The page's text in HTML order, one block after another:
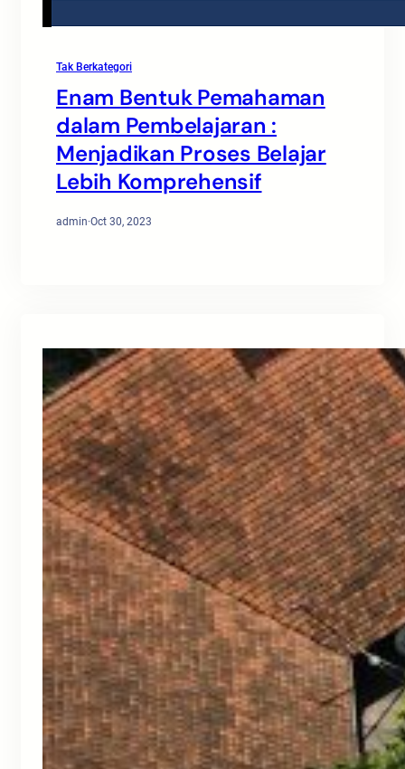
Tak Berkategori
Enam Bentuk Pemahaman
dalam Pembelajaran :
Menjadikan Proses Belajar
Lebih Komprehensif
admin·Oct 30, 2023